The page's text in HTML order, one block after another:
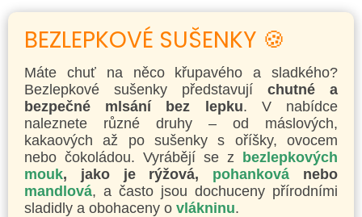
BEZLEPKOVÉ SUŠENKY 🍪
Máte chuť na něco křupavého a sladkého?
Bezlepkové sušenky představují chutné a
bezpečné mlsání bez lepku. V nabídce
naleznete různé druhy – od máslových,
kakaových až po sušenky s oříšky, ovocem
nebo čokoládou. Vyrábějí se z bezlepkových
mouk, jako je rýžová, pohanková nebo
mandlová, a často jsou dochuceny přírodními
sladidly a obohaceny o vlákninu.